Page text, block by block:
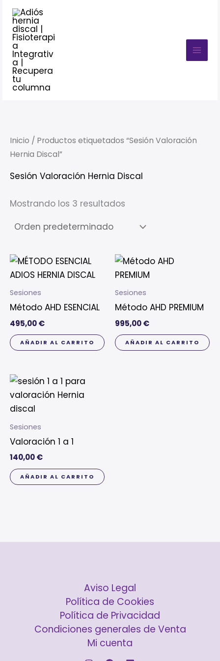
contenido
Inicio / Productos etiquetados “Sesión Valoración
Hernia Discal”
Sesión Valoración Hernia Discal
Mostrando los 3 resultados
Sesiones
Método AHD ESENCIAL
495,00€
AÑADIR AL CARRITO
Sesiones
Método AHD PREMIUM
995,00€
AÑADIR AL CARRITO
Sesiones
Valoración 1 a 1
140,00€
AÑADIR AL CARRITO
Aviso Legal
Política de Cookies
Política de Privacidad
Condiciones generales de Venta
Mi cuenta